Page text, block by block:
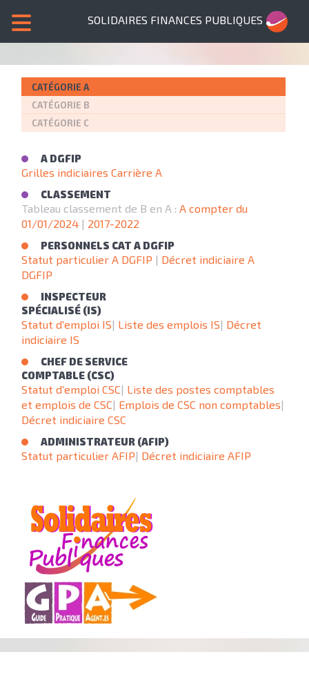
SOLIDAIRES FINANCES PUBLIQUES
CATÉGORIE A
CATÉGORIE B
CATÉGORIE C
A DGFIP
Grilles indiciaires Carrière A
CLASSEMENT
Tableau classement de B en A : A compter du
01/01/2024 | 2017-2022
PERSONNELS CAT A DGFIP
Statut particulier A DGFIP | Décret indiciaire A
DGFIP
INSPECTEUR
SPÉCIALISÉ (IS)
Statut d'emploi IS| Liste des emplois IS| Décret
indiciaire IS
CHEF DE SERVICE
COMPTABLE (CSC)
Statut d'emploi CSC| Liste des postes comptables
et emplois de CSC| Emplois de CSC non comptables|
Décret indiciaire CSC
ADMINISTRATEUR (AFIP)
Statut particulier AFIP| Décret indiciaire AFIP